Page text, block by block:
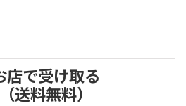
店で受け取る
（送料無料）